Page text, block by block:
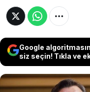
Google
siz seçin! Tıkla ve